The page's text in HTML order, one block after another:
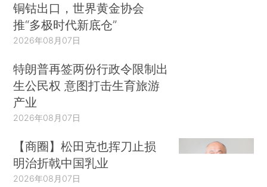
铜钴出口，世界黄金协会
推“多极时代新底仓”
2026年08月07日
特朗普再签两份行政令限制出
生公民权 意图打击生育旅游
产业
2026年08月07日
【商圈】松田克也挥刀止损
明治折戟中国乳业
2026年08月07日